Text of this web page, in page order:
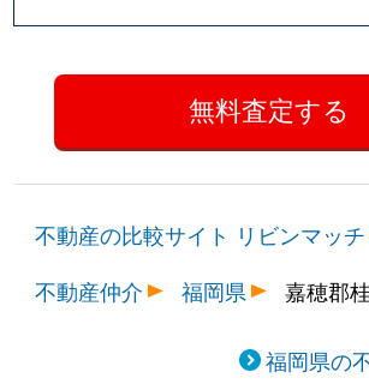
不動産の比較サイト リビンマッチ
不動産仲介
福岡県 嘉穂郡
福岡県の